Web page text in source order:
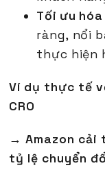
Tối ưu
ràng, nổi
thực hiện
Ví dụ thực tế
CRO
→ Amazon
tỷ lệ chuyển